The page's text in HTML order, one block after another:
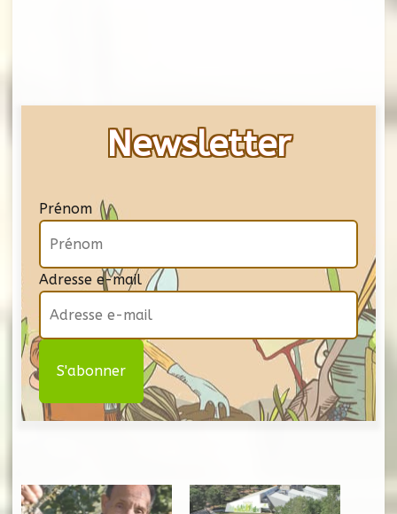
Newsletter
Prénom
Adresse e-mail